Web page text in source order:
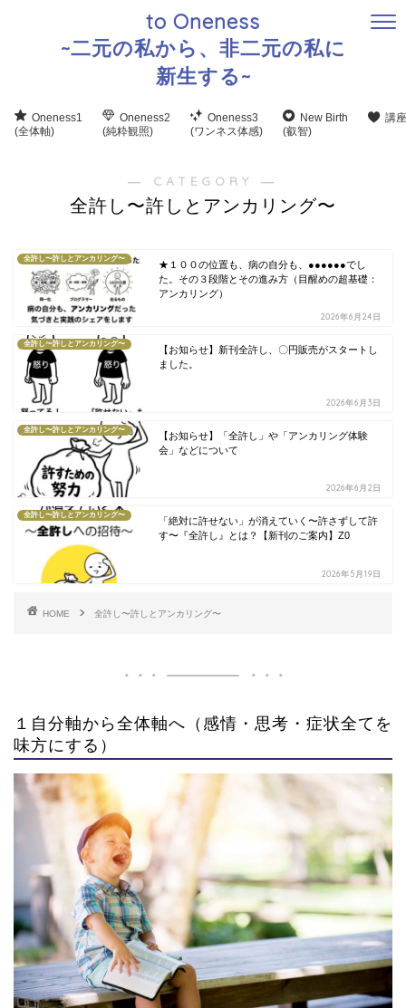
to Oneness
~二元の私から、非二元の私に
新生する~
Oneness1
(全体軸)
Oneness2
(純粋観照)
Oneness3
(ワンネス体感)
New Birth
(叡智)
講
― CATEGORY ―
全許し〜許しとアンカリング〜
全許し〜許しとアンカリング〜
★１００の位置も、病の自分も、●●●●●●でし
た。その３段階とその進み方（目醒めの超基礎：
アンカリング）
2026年6月24日
全許し〜許しとアンカリング〜
【お知らせ】新刊全許し、〇円販売がスタートし
ました。
2026年6月3日
全許し〜許しとアンカリング〜
【お知らせ】「全許し」や「アンカリング体験
会」などについて
2026年6月2日
全許し〜許しとアンカリング〜
「絶対に許せない」が消えていく〜許さずして許
す〜『全許し』とは？【新刊のご案内】Z0
2026年5月19日
HOME 全許し〜許しとアンカリング〜
１自分軸から全体軸へ（感情・思考・症状全てを
味方にする）